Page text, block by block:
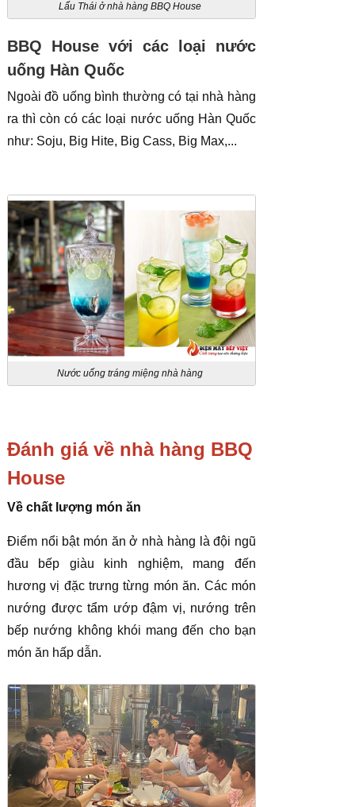
Lẩu Thái ở nhà hàng BBQ House
BBQ House với các loại nước
uống Hàn Quốc
Ngoài đồ uống bình thường có tại nhà hàng
ra thì còn có các loại nước uống Hàn Quốc
như: Soju, Big Hite, Big Cass, Big Max,...
Nước uống tráng miệng nhà hàng
Đánh giá về nhà hàng BBQ
House
Về chất lượng món ăn
Điểm nổi bật món ăn ở nhà hàng là đội ngũ
đầu bếp giàu kinh nghiệm, mang đến
hương vị đặc trưng từng món ăn. Các món
nướng được tẩm ướp đậm vị, nướng trên
bếp nướng không khói mang đến cho bạn
món ăn hấp dẫn.